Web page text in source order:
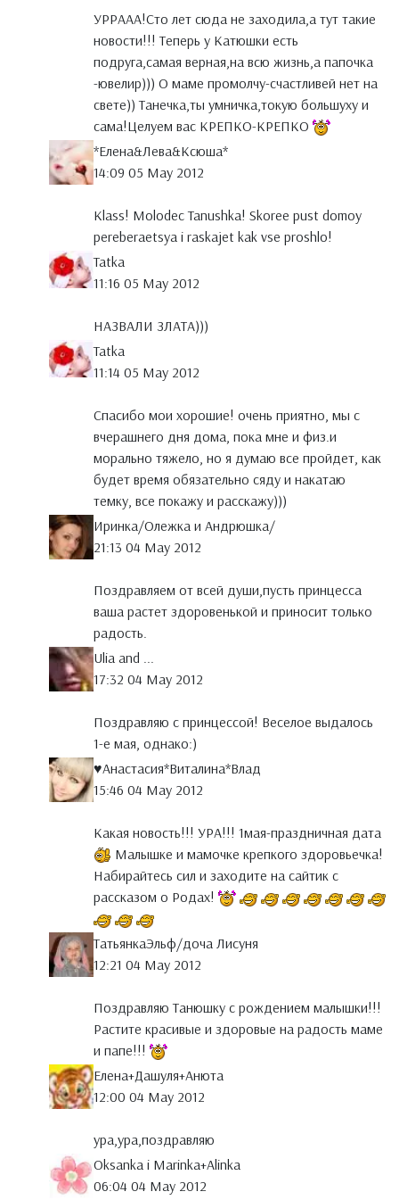
УРРААА!Сто лет сюда не заходила,а тут такие
новости!!! Теперь у Катюшки есть
подруга,самая верная,на всю жизнь,а папочка
-ювелир))) О маме промолчу-счастливей нет на
свете)) Танечка,ты умничка,токую большуху и
сама!Целуем вас КРЕПКО-КРЕПКО
*Елена&Лева&Ксюша*
14:09 05 May 2012
Klass! Molodec Tanushka! Skoree pust domoy
pereberaetsya i raskajet kak vse proshlo!
Tatka
11:16 05 May 2012
НАЗВАЛИ ЗЛАТА)))
Tatka
11:14 05 May 2012
Спасибо мои хорошие! очень приятно, мы с
вчерашнего дня дома, пока мне и физ.и
морально тяжело, но я думаю все пройдет, как
будет время обязательно сяду и накатаю
темку, все покажу и расскажу)))
Иринка/Олежка и Андрюшка/
21:13 04 May 2012
Поздравляем от всей души,пусть принцесса
ваша растет здоровенькой и приносит только
радость.
Ulia and ...
17:32 04 May 2012
Поздравляю с принцессой! Веселое выдалось
1-е мая, однако:)
♥Анастасия*Виталина*Влад
15:46 04 May 2012
Какая новость!!! УРА!!! 1мая-праздничная дата
Малышке и мамочке крепкого здоровьечка!
Набирайтесь сил и заходите на сайтик с
рассказом о Родах!
ТатьянкаЭльф/доча Лисуня
12:21 04 May 2012
Поздравляю Танюшку с рождением малышки!!!
Растите красивые и здоровые на радость маме
и папе!!!
Елена+Дашуля+Анюта
12:00 04 May 2012
ура,ура,поздравляю
Oksanka i Marinka+Alinka
06:04 04 May 2012